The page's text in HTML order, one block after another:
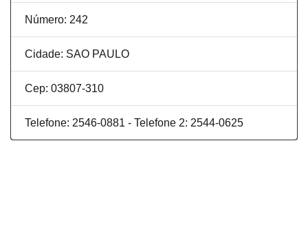
Número: 242
Cidade: SAO PAULO
Cep: 03807-310
Telefone: 2546-0881 - Telefone 2: 2544-0625